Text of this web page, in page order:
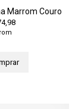
Marrom Couro